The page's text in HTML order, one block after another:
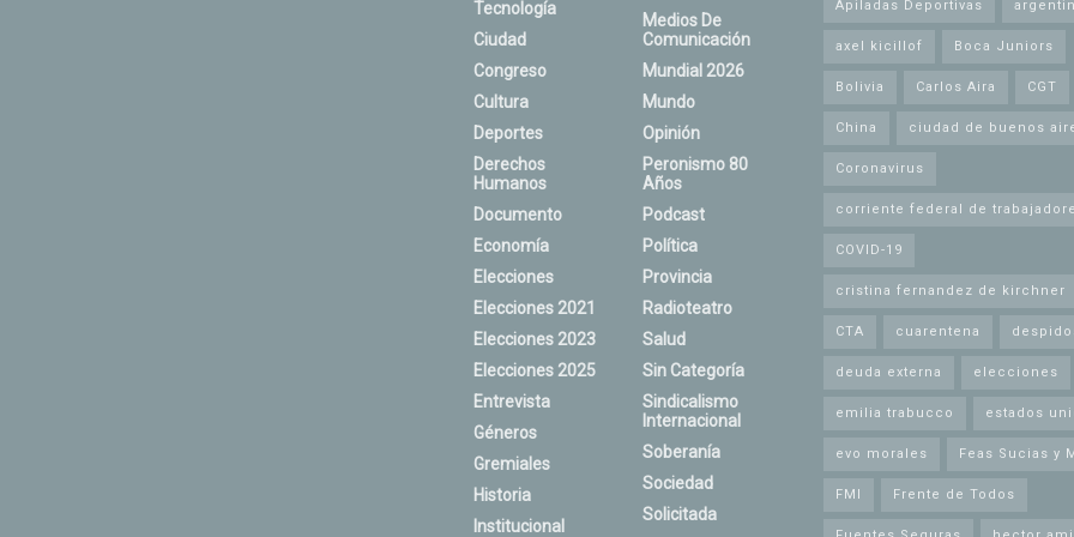
Tecnología
Ciudad
Congreso
Cultura
Deportes
Derechos
Humanos
Documento
Economía
Elecciones
Elecciones 2021
Elecciones 2023
Elecciones 2025
Entrevista
Géneros
Gremiales
Historia
Institucional
Medios De
Comunicación
Mundial 2026
Mundo
Opinión
Peronismo 80
Años
Podcast
Política
Provincia
Radioteatro
Salud
Sin Categoría
Sindicalismo
Internacional
Soberanía
Sociedad
Solicitada
Apiladas Deportivas
axel kicillof Boca Juniors
Bolivia Carlos Aira CGT
China ciudad de buenos
Coronavirus
corriente federal de
COVID-19
cristina fernandez de kirchner
CTA cuarentena
deuda externa elecciones
emilia trabucco estados
evo morales Feas Sucias y
FMI Frente de Todos